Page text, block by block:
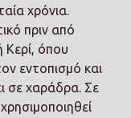
χρόνια.
πριν από
Κερί, όπου
εντοπισμό και
σε χαράδρα. Σε